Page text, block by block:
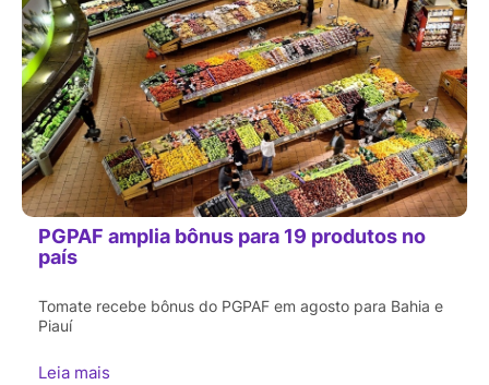
PGPAF amplia bônus para 19 produtos no
país
Tomate recebe bônus do PGPAF em agosto para Bahia e
Piauí
Leia mais